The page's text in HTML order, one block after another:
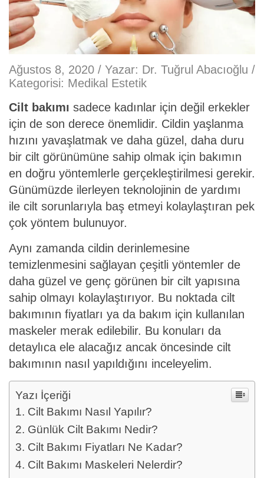
Ağustos 8, 2020 / Yazar: Dr. Tuğrul Abacıoğlu /
Kategorisi: Medikal Estetik
Cilt bakımı sadece kadınlar için değil erkekler
için de son derece önemlidir. Cildin yaşlanma
hızını yavaşlatmak ve daha güzel, daha duru
bir cilt görünümüne sahip olmak için bakımın
en doğru yöntemlerle gerçekleştirilmesi gerekir.
Günümüzde ilerleyen teknolojinin de yardımı
ile cilt sorunlarıyla baş etmeyi kolaylaştıran pek
çok yöntem bulunuyor.
Aynı zamanda cildin derinlemesine
temizlenmesini sağlayan çeşitli yöntemler de
daha güzel ve genç görünen bir cilt yapısına
sahip olmayı kolaylaştırıyor. Bu noktada cilt
bakımının fiyatları ya da bakım için kullanılan
maskeler merak edilebilir. Bu konuları da
detaylıca ele alacağız ancak öncesinde cilt
bakımının nasıl yapıldığını inceleyelim.
Yazı İçeriği
Cilt Bakımı Nasıl Yapılır?
Günlük Cilt Bakımı Nedir?
Cilt Bakımı Fiyatları Ne Kadar?
Cilt Bakımı Maskeleri Nelerdir?